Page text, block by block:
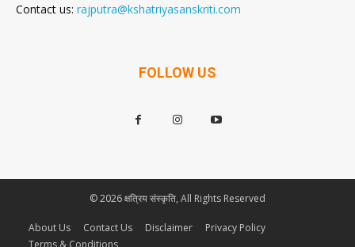
Contact us: rajputra@kshatriyasanskriti.com
FOLLOW US
© 2026 क्षत्रिय संस्कृति, All Rights Reserved
About Us Contact Us Disclaimer
Privacy Policy
Terms & Conditions